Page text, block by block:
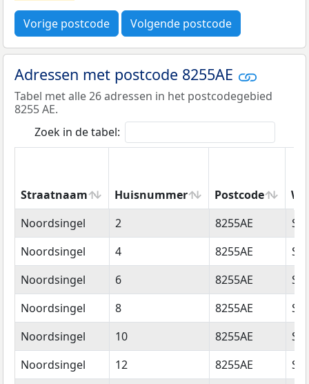
Vorige postcode Volgende postcode
Adressen met postcode 8255AE
Tabel met alle 26 adressen in het postcodegebied
8255 AE.
Zoek in de tabel:
Straatnaam Huisnummer Postcode
Straatnaam
Huisnummer Postcode
Noordsingel 2 8255AE
Noordsingel
4 8255AE
Noordsingel
6 8255AE
Noordsingel
8 8255AE
Noordsingel
10 8255AE
Noordsingel
12 8255AE